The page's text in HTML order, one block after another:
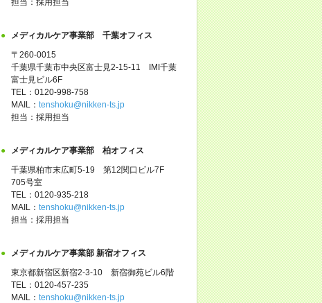
メディカルケア事業部 千葉オフィス
〒260-0015
千葉県千葉市中央区富士見2-15-11 IMI千葉
富士見ビル6F
TEL：0120-998-758
MAIL： tenshoku@nikken-ts.jp
担当：採用担当
メディカルケア事業部 柏オフィス
千葉県柏市末広町5-19 第12関口ビル7F
705号室
TEL：0120-935-218
MAIL： tenshoku@nikken-ts.jp
担当：採用担当
メディカルケア事業部 新宿オフィス
東京都新宿区新宿2-3-10 新宿御苑ビル6階
TEL：0120-457-235
MAIL： tenshoku@nikken-ts.jp